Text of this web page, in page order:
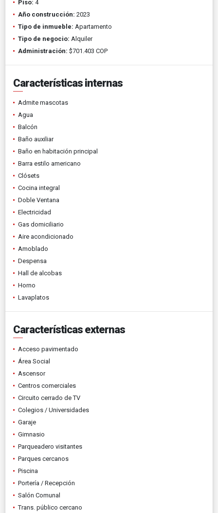
Piso: 4
Año construcción: 2023
Tipo de inmueble: Apartamento
Tipo de negocio: Alquiler
Administración: $701.403 COP
Características internas
Admite mascotas
Agua
Balcón
Baño auxiliar
Baño en habitación principal
Barra estilo americano
Clósets
Cocina integral
Doble Ventana
Electricidad
Gas domiciliario
Aire acondicionado
Amoblado
Despensa
Hall de alcobas
Horno
Lavaplatos
Características externas
Acceso pavimentado
Área Social
Ascensor
Centros comerciales
Circuito cerrado de TV
Colegios / Universidades
Garaje
Gimnasio
Parqueadero visitantes
Parques cercanos
Piscina
Portería / Recepción
Salón Comunal
Trans. público cercano